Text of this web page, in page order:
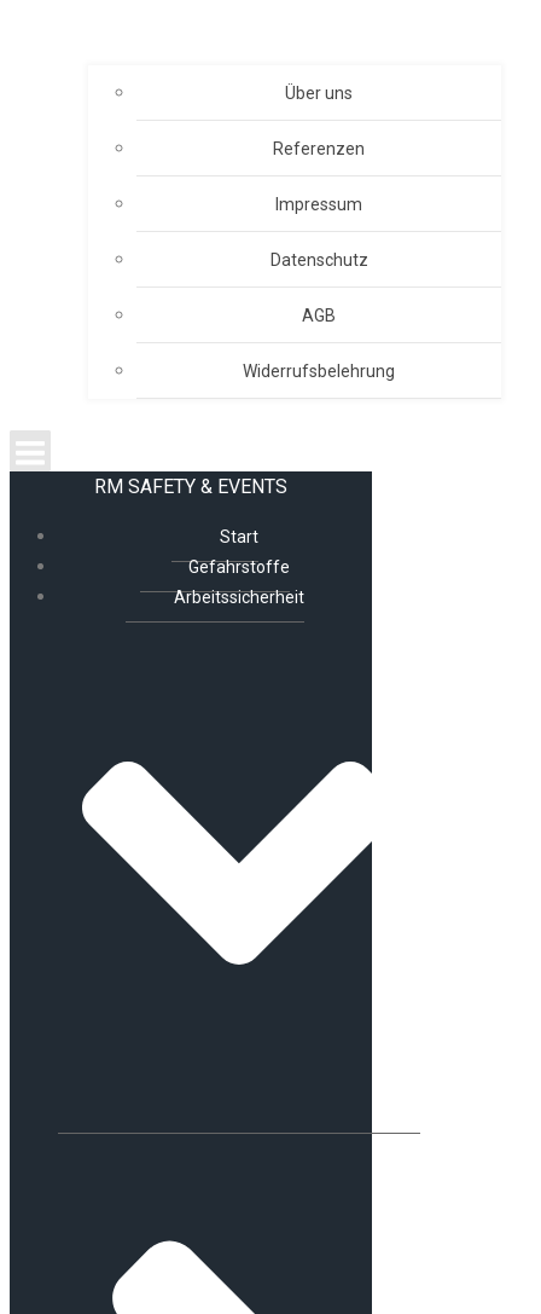
Über uns
Referenzen
Impressum
Datenschutz
AGB
Widerrufsbelehrung
RM SAFETY & EVENTS
Start
Gefahrstoffe
Arbeitssicherheit